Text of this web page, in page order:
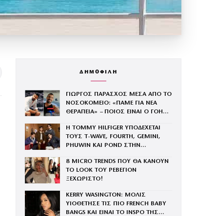
ΔΗΜΟΦΙΛΗ
ΓΙΩΡΓΟΣ ΠΑΡΑΣΧΟΣ ΜΕΣΑ ΑΠΟ ΤΟ
ΝΟΣΟΚΟΜΕΙΟ: «ΠΑΜΕ ΓΙΑ ΝΕΑ
ΘΕΡΑΠΕΙΑ» – ΠΟΙΟΣ ΕΙΝΑΙ Ο ΓΟΗΣ
ΜΕ ΤΟΝ ΚΑΡΚΙΝΟ
Η TOMMY HILFIGER ΥΠΟΔΕΧΕΤΑΙ
ΤΟΥΣ Τ-WAVE, FOURTH, GEMINI,
PHUWIN ΚΑΙ POND ΣΤΗΝ
8 MICRO TRENDS ΠΟΥ ΘΑ ΚΑΝΟΥΝ
ΤΟ LOOK ΤΟΥ ΡΕΒΕΓΙΟΝ
ΞΕΧΩΡΙΣΤΟ!
KERRY WASINGTON: ΜΟΛΙΣ
ΥΙΟΘΕΤΗΣΕ ΤΙΣ ΠΙΟ FRENCH BABY
BANGS ΚΑΙ ΕΙΝΑΙ ΤΟ INSPO ΤΗΣ